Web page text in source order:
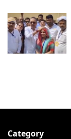
Category